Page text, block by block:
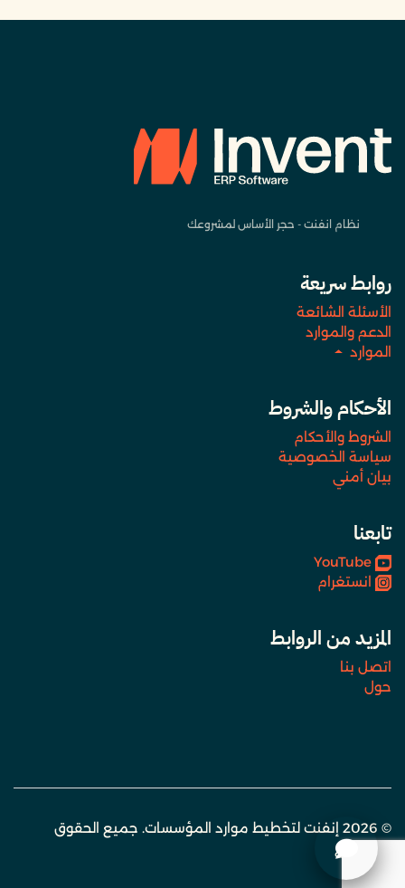
نظام انفنت - حجر الأساس لمشروعك
روابط سريعة
الأسئلة الشائعة
الدعم والموارد
الموارد
الأحكام والشروط
الشروط والأحكام
سياسة الخصوصية
بيان أمني
تابعنا
YouTube
انستغرام
المزيد من الروابط
اتصل بنا
حول
© 2026 إنفنت لتخطيط موارد المؤسسات. جميع الحقوق
محفوظة